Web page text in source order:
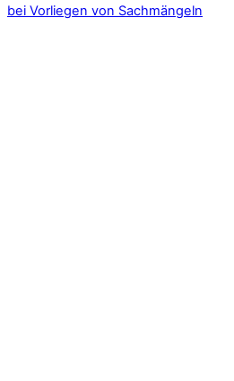
bei Vorliegen von Sachmängeln